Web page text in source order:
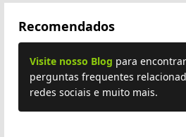
Recomendados
Visite nosso Blog para
perguntas frequentes
redes sociais e muito mais.